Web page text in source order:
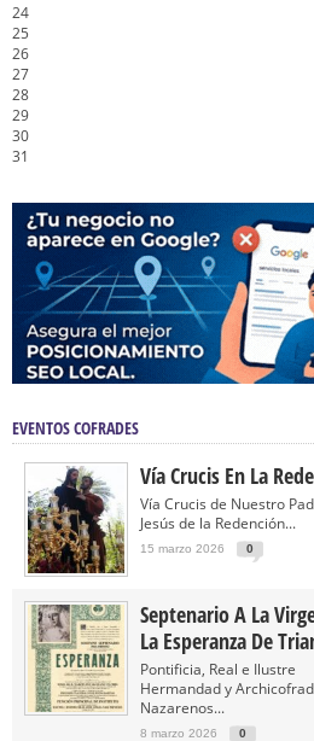
24
25
26
27
28
29
30
31
EVENTOS COFRADES
Vía Crucis En La
Vía Crucis de Nuestro
Jesús de la Redención...
15 marzo 2026 0
Septenario A La
La Esperanza De
Pontificia, Real e Ilustre
Hermandad y
Nazarenos...
8 marzo 2026 0